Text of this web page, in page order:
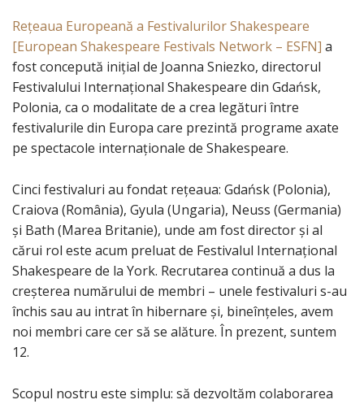
Rețeaua Europeană a Festivalurilor Shakespeare
[European Shakespeare Festivals Network – ESFN] a
fost concepută inițial de Joanna Sniezko, directorul
Festivalului Internațional Shakespeare din Gdańsk,
Polonia, ca o modalitate de a crea legături între
festivalurile din Europa care prezintă programe axate
pe spectacole internaționale de Shakespeare.
Cinci festivaluri au fondat rețeaua: Gdańsk (Polonia),
Craiova (România), Gyula (Ungaria), Neuss (Germania)
și Bath (Marea Britanie), unde am fost director și al
cărui rol este acum preluat de Festivalul Internațional
Shakespeare de la York. Recrutarea continuă a dus la
creșterea numărului de membri – unele festivaluri s-au
închis sau au intrat în hibernare și, bineînțeles, avem
noi membri care cer să se alăture. În prezent, suntem
12.
Scopul nostru este simplu: să dezvoltăm colaborarea